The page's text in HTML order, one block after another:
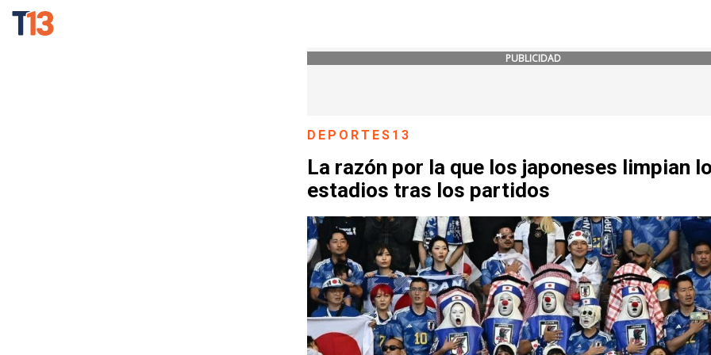
PUBLICIDAD
DEPORTES13
La razón por la que los japoneses limpian
estadios tras los partidos